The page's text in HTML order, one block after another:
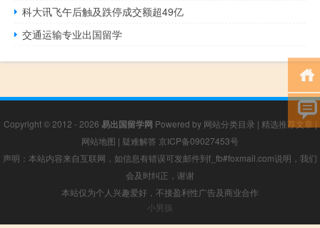
科大讯飞午后触及跌停成交额超49亿
交通运输专业出国留学
Copyright © 2012 - 2026 易出国留学网 Powered by 网站分类目录 | 精选推荐文章 |
网站地图 | 疑难解答 京ICP备09027453号
声明：本站内容来自互联网，如信息有错误可发邮件到f_fb#foxmail.com说明，我们
会及时纠正，谢谢
本站仅为个人兴趣爱好，不接盈利性广告及商业合作
小男孩